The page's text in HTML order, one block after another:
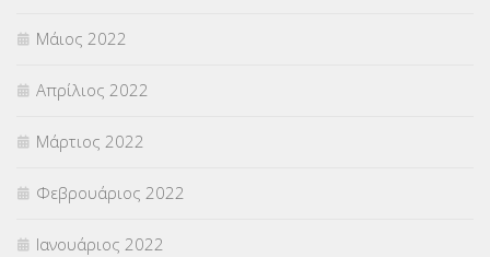
Μάιος 2022
Απρίλιος 2022
Μάρτιος 2022
Φεβρουάριος 2022
Ιανουάριος 2022